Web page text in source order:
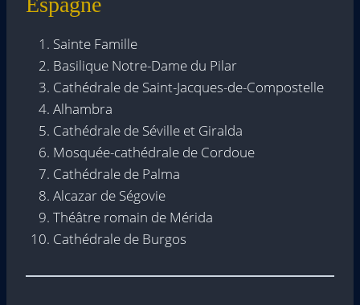
Sainte Famille
Basilique Notre-Dame du Pilar
Cathédrale de Saint-Jacques-de-Compostelle
Alhambra
Cathédrale de Séville et Giralda
Mosquée-cathédrale de Cordoue
Cathédrale de Palma
Alcazar de Ségovie
Théâtre romain de Mérida
Cathédrale de Burgos